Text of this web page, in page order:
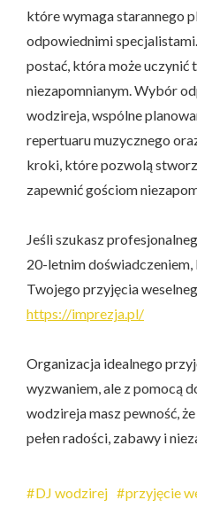
które wymaga starannego
odpowiednimi
postać, która może uczynić
niezapomnianym. Wybór
wodzireja, wspólne
repertuaru muzycznego
kroki, które pozwolą
zapewnić gościom
Jeśli szukasz
20-letnim
Twojego przyjęcia
https://imprezja.pl/
Organizacja idealnego
wyzwaniem, ale z pomocą
wodzireja masz pewność,
pełen radości, zabawy i
DJ wodzirej przyjęcie